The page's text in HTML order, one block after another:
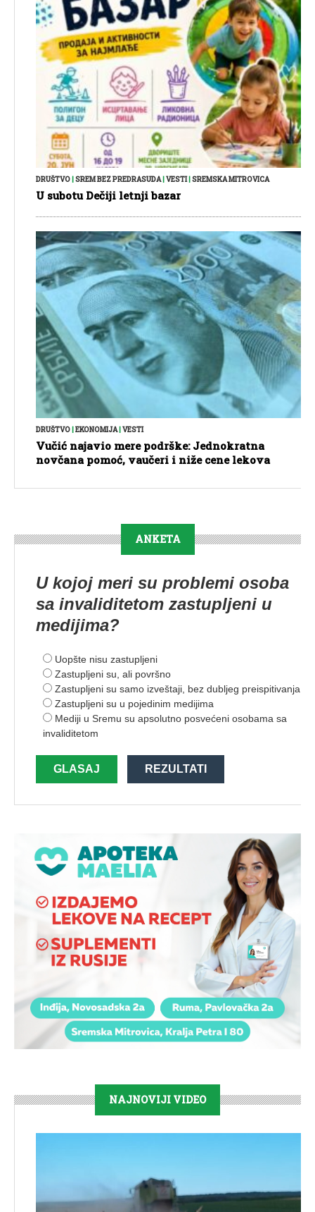
DRUŠTVO SREM BEZ PREDRASUDA| VESTI| SREMSKA MITROVICA
U subotu Dečiji letnji bazar
DRUŠTVO EKONOMIJA| VESTI
Vučić najavio mere podrške: Jednokratna
novčana pomoć, vaučeri i niže cene lekova
ANKETA
U kojoj meri su problemi osoba
sa invaliditetom zastupljeni u
medijima?
Uopšte nisu zastupljeni
Zastupljeni su, ali površno
Zastupljeni su samo izveštaji, bez dubljeg preispitivanja
Zastupljeni su u pojedinim medijima
Mediji u Sremu su apsolutno posvećeni osobama sa
invaliditetom
GLASAJ REZULTATI
NAJNOVIJI VIDEO